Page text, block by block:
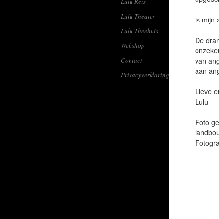
Lulu Theater
Lulu Theehuis
Webshop
Contact
Privacyverklaring
is mijn
De
van
aan
Lieve
Lulu
Foto